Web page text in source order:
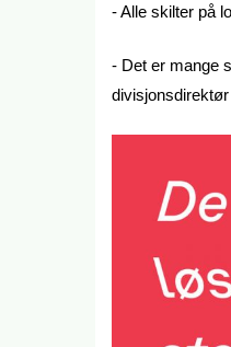
- Alle skilter på
- Det er mange